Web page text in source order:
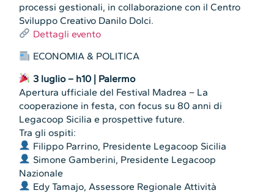
processi gestionali, in collaborazione con il Centro
Sviluppo Creativo Danilo Dolci.
Dettagli evento
ECONOMIA & POLITICA
3 luglio – h10 | Palermo
Apertura ufficiale del Festival Madrea – La
cooperazione in festa, con focus su 80 anni di
Legacoop Sicilia e prospettive future.
Tra gli ospiti:
Filippo Parrino, Presidente Legacoop Sicilia
Simone Gamberini, Presidente Legacoop
Nazionale
Edy Tamajo, Assessore Regionale Attività